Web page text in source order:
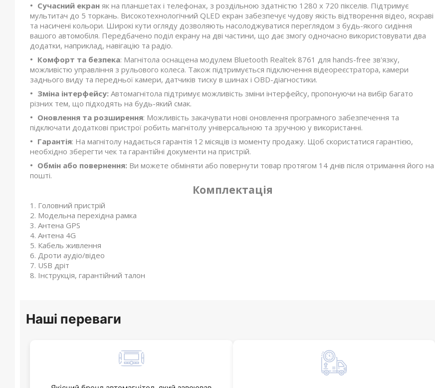
Сучасний екран як на планшетах і телефонах, з роздільною здатністю 1280 х 720 пікселів. Підтримує
мультитач до 5 торкань. Високотехнологічний QLED екран забезпечує чудову якість відтворення відео, яскраві
та насичені кольори. Широкі кути огляду дозволяють насолоджуватися переглядом з будь-якого сидіння
вашого автомобіля. Передбачено поділ екрану на дві частини, що дає змогу одночасно використовувати два
додатки, наприклад, навігацію та радіо.
Комфорт та безпека: Магнітола оснащена модулем Bluetooth Realtek 8761 для hands-free зв'язку,
можливістю управління з рульового колеса. Також підтримується підключення відеореєстратора, камери
заднього виду та передньої камери, датчиків тиску в шинах і OBD-діагностики.
Зміна інтерфейсу: Автомагнітола підтримує можливість зміни інтерфейсу, пропонуючи на вибір багато
різних тем, що підходять на будь-який смак.
Оновлення та розширення: Можливість закачувати нові оновлення програмного забезпечення та
підключати додаткові пристрої робить магнітолу універсальною та зручною у використанні.
Гарантія: На магнітолу надається гарантія 12 місяців із моменту продажу. Щоб скористатися гарантією,
необхідно зберегти чек та гарантійні документи на пристрій.
Обмін або повернення: Ви можете обміняти або повернути товар протягом 14 днів після отримання його на
пошті.
Комплектація
Головний пристрій
Модельна перехідна рамка
Антена GPS
Антена 4G
Кабель живлення
Дроти аудіо/відео
USB дріт
Інструкція, гарантійний талон
Наші переваги